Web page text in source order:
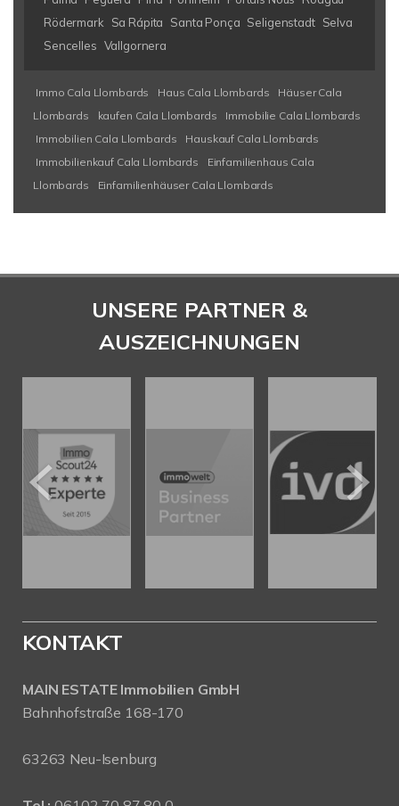
Rödermark
Sa Rápita Santa Ponça Seligenstadt Selva
Sencelles Vallgornera
Immo Cala Llombards Haus Cala Llombards
Häuser Cala
Llombards
kaufen Cala Llombards
Immobilie Cala Llombards
Immobilien Cala Llombards
Hauskauf Cala Llombards
Immobilienkauf Cala Llombards
Einfamilienhaus Cala
Llombards
Einfamilienhäuser Cala Llombards
UNSERE PARTNER &
AUSZEICHNUNGEN
KONTAKT
MAIN ESTATE Immobilien GmbH
Bahnhofstraße 168-170
63263 Neu-Isenburg